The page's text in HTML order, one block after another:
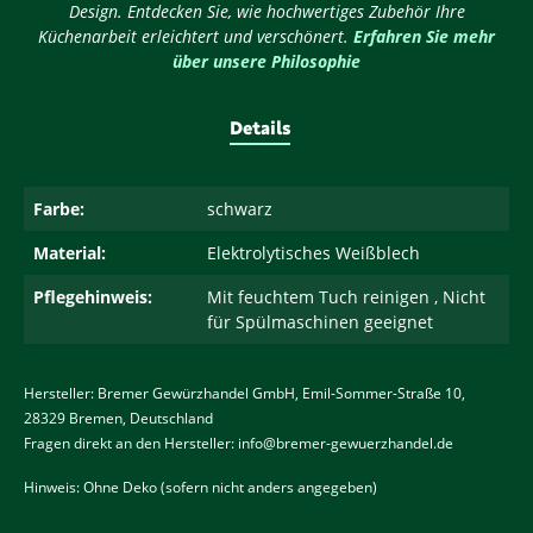
Design. Entdecken Sie, wie hochwertiges Zubehör Ihre
Küchenarbeit erleichtert und verschönert. Erfahren Sie mehr
über unsere Philosophie
Details
Farbe:
schwarz
Material:
Elektrolytisches Weißblech
Pflegehinweis:
Mit feuchtem Tuch reinigen , Nicht
für Spülmaschinen geeignet
Hersteller: Bremer Gewürzhandel GmbH, Emil-Sommer-Straße 10,
28329 Bremen, Deutschland
Fragen direkt an den Hersteller: info@bremer-gewuerzhandel.de
Hinweis: Ohne Deko (sofern nicht anders angegeben)